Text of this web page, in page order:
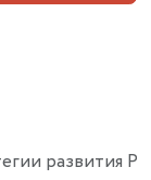
развития